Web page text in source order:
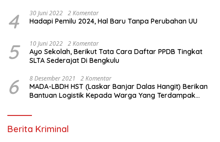
4 30 Juni 2022 2 Komentar
Hadapi Pemilu 2024, Hal Baru Tanpa Perubahan UU
5 10 Juni 2022 2 Komentar
Ayo Sekolah, Berikut Tata Cara Daftar PPDB Tingkat
SLTA Sederajat Di Bengkulu
6 8 Desember 2021 2 Komentar
MADA-LBDH HST (Laskar Banjar Dalas Hangit) Berikan
Bantuan Logistik Kepada Warga Yang Terdampak
Berita Kriminal